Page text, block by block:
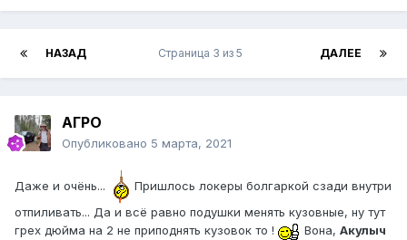
НАЗАД ДАЛЕЕ
Страница 3 из 5
АГРО
Опубликовано 5 марта, 2021
Даже и очёнь...
Пришлось локеры болгаркой сзади внутри
отпиливать... Да и всё равно подушки менять кузовные, ну тут
грех дюйма на 2 не приподнять кузовок то !
Вона, Акулыч